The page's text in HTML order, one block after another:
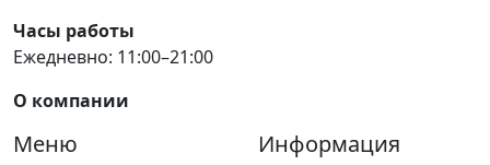
Часы работы
Ежедневно: 11:00–21:00
О компании
Меню Информация